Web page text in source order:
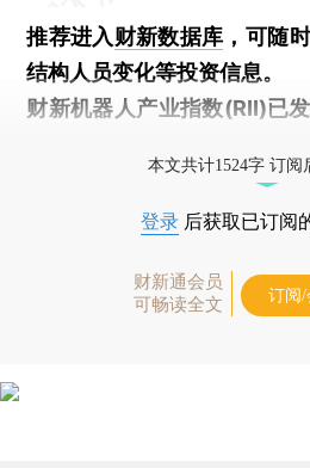
推荐进入财新数据库 ，可随
结构人员变化等投资信息。
财新机器人产业指数(RII)已发
本文共计1524字 订阅
登录 后获取已订阅
财新通会员
可畅读全文
订阅/